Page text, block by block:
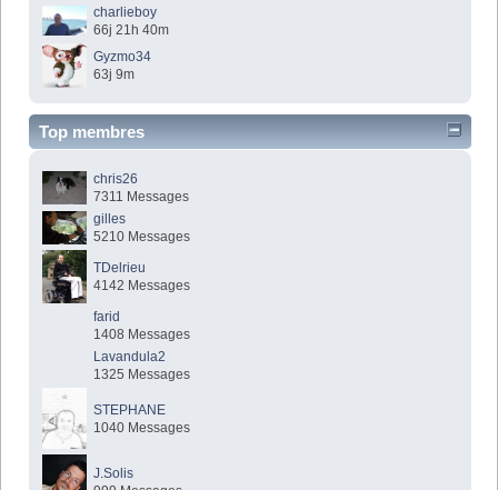
charlieboy
66j 21h 40m
Gyzmo34
63j 9m
Top membres
chris26
7311 Messages
gilles
5210 Messages
TDelrieu
4142 Messages
farid
1408 Messages
Lavandula2
1325 Messages
STEPHANE
1040 Messages
J.Solis